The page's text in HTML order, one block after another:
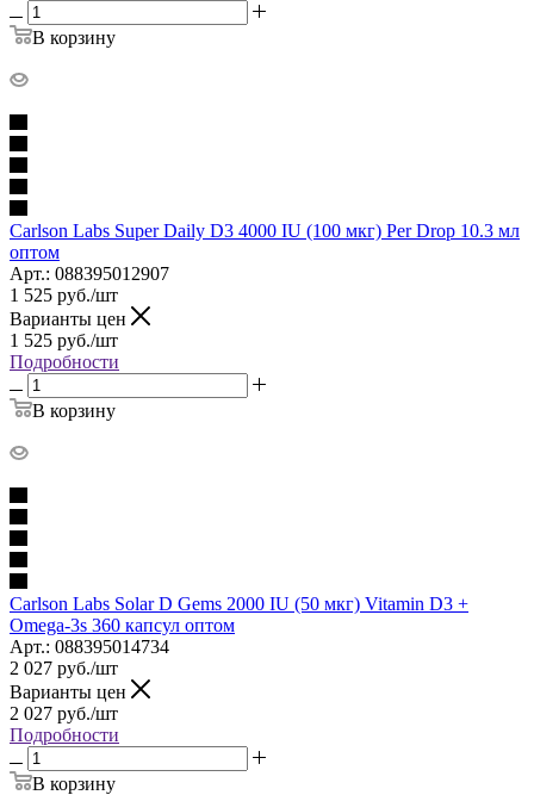
В корзину
Carlson Labs Super Daily D3 4000 IU (100 мкг) Per Drop 10.3 мл
оптом
Арт.: 088395012907
1 525 руб./шт
Варианты цен
1 525 руб./шт
Подробности
В корзину
Carlson Labs Solar D Gems 2000 IU (50 мкг) Vitamin D3 +
Omega-3s 360 капсул оптом
Арт.: 088395014734
2 027 руб./шт
Варианты цен
2 027 руб./шт
Подробности
В корзину